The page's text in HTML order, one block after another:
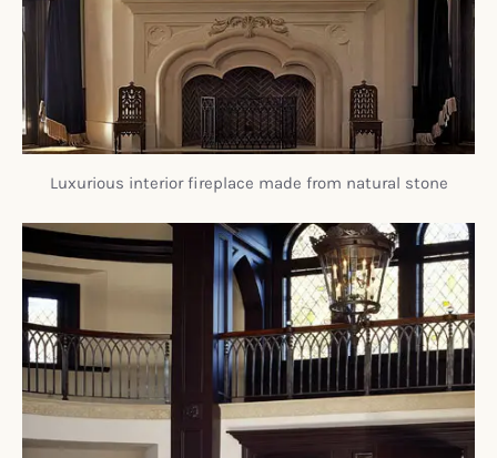
Luxurious interior fireplace made from natural stone